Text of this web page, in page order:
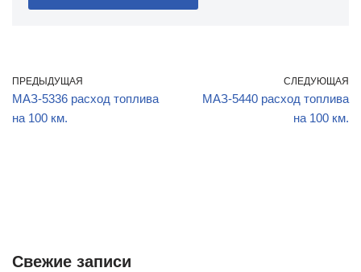
ПРЕДЫДУЩАЯ
МАЗ-5336 расход топлива
на 100 км.
СЛЕДУЮЩАЯ
МАЗ-5440 расход топлива
на 100 км.
Свежие записи